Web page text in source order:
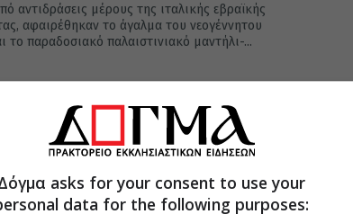
αντιδράσεις μέρους της ιταλικής εβραϊκής
αφαιρέθηκαν το άγαλμα του νεογέννητου
το παραδοσιακό παλαιστινιακό μαντήλι-...
Φραγκίσκος: Να ερευνηθεί αν
διαπράχθηκε γενοκτονία
asks for your consent to use your
data for the following purposes: